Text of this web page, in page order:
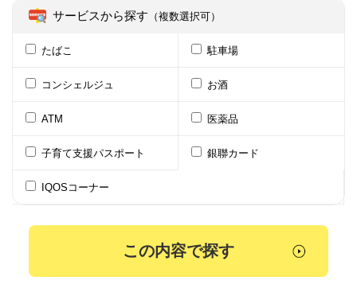
サービスから探す （複数選択可）
たばこ 駐車場
コンシェルジュ お酒
ATM 医薬品
子育て支援パスポート 銀聯カード
IQOSコーナー